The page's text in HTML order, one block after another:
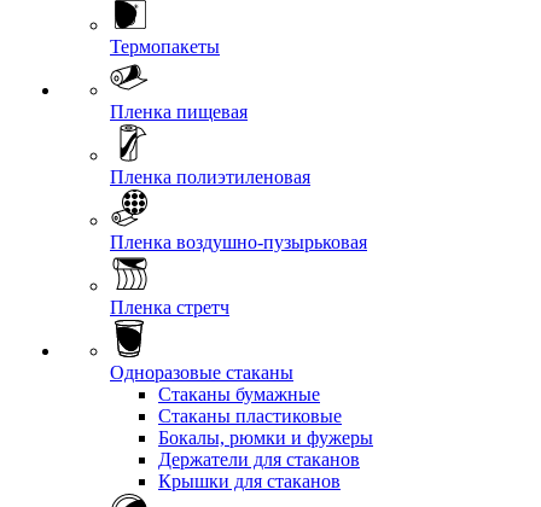
Термопакеты
Пленка пищевая
Пленка полиэтиленовая
Пленка воздушно-пузырьковая
Пленка стретч
Одноразовые стаканы
Стаканы бумажные
Стаканы пластиковые
Бокалы, рюмки и фужеры
Держатели для стаканов
Крышки для стаканов